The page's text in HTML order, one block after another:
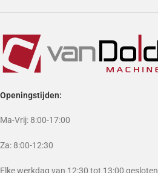
Openingstijden:
Ma-Vrij: 8:00-17:00
Za: 8:00-12:30
Elke werkdag van 12:30 tot 13:00 gesloten